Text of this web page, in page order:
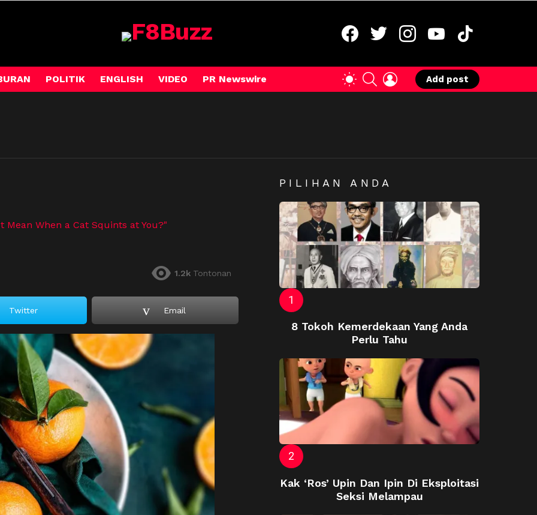
POLITIK ENGLISH VIDEO PR Newswire
SWITCHSEARCHLOGIN
Add post
Mean When a Cat Squints at You?"
1.2k Tontonan
Twitter Email
PILIHAN ANDA
8 Tokoh Kemerdekaan Yang Anda
Perlu Tahu
Kak ‘Ros’ Upin Dan Ipin Di Eksploitasi
Seksi Melampau